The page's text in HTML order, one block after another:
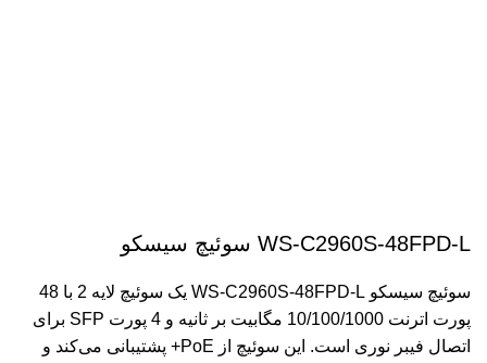
WS-C2960S-48FPD-L سوئیچ سیسکو
سوئیچ سیسکو WS-C2960S-48FPD-L یک سوئیچ لایه 2 با 48
پورت اترنت 10/100/1000 مگابیت بر ثانیه و 4 پورت SFP برای
اتصال فیبر نوری است. این سوئیچ از PoE+ پشتیبانی می‌کند و